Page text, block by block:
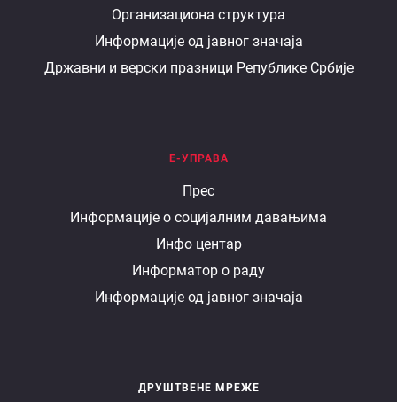
министарству
Организациона структура
Информације од јавног значаја
Државни и верски празници Републике Србије
Е-УПРАВА
Прес
Информације о социјалним давањима
Инфо центар
Информатор о раду
Информације од јавног значаја
ДРУШТВЕНЕ МРЕЖЕ